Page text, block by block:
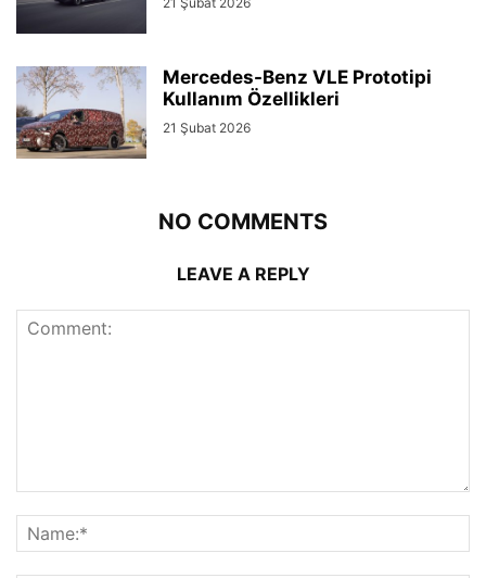
Mercedes-Benz VLE Prototipi
Kullanım Özellikleri
21 Şubat 2026
NO COMMENTS
LEAVE A REPLY